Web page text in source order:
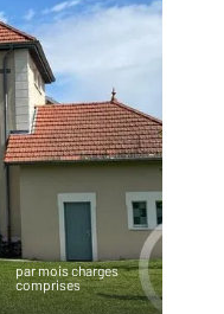
par mois charges
comprises